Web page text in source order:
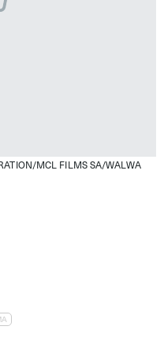
MCL FILMS SA/WALWA